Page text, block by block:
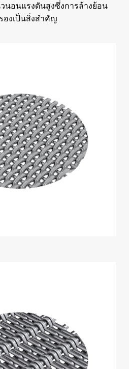
นอนแรงดันสูงซึ่งการล้างย้อน
องเป็นสิ่งสำคัญ